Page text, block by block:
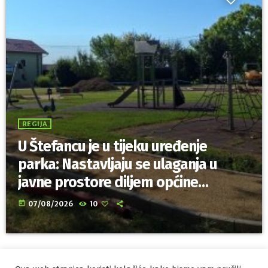
REGIJA
U Štefancu je u tijeku uređenje
parka: Nastavljaju se ulaganja u
javne prostore diljem općine
Trnovec Bartolovečki
today 07/08/2026 10